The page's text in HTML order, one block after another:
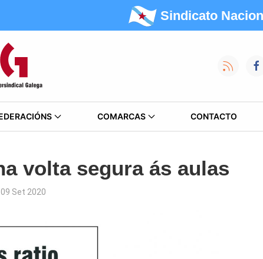
Sindicato
COMARCAS CONTACTO
volta segura ás aulas
Set 2020